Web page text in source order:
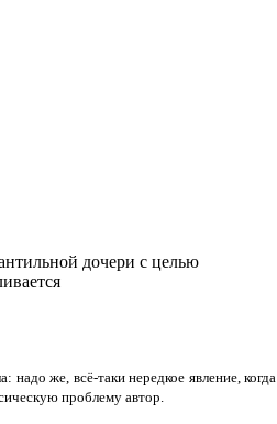
дочери с целью
же, всё-таки нередкое явление, когда
проблему автор.